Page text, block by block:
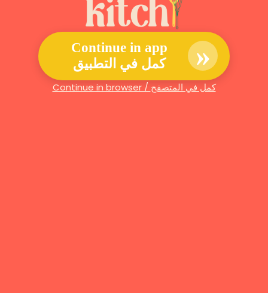
Continue in app
كمل في التطبيق
»
Continue in browser / كمل في المتصفح